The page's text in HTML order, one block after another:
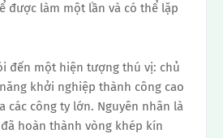
được làm một lần và có thể lặp
đến một hiện tượng thú vị: chủ
khởi nghiệp thành công cao
các công ty lớn. Nguyên nhân là
hoàn thành vòng khép kín